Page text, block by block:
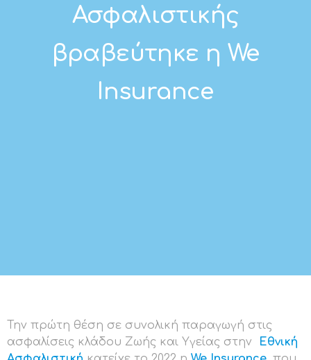
Ασφαλιστικής
βραβεύτηκε η We
Insurance
Την πρώτη θέση σε συνολική παραγωγή στις
ασφαλίσεις κλάδου Ζωής και Υγείας στην
Εθνική